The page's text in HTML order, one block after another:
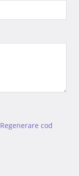
Regenerare cod